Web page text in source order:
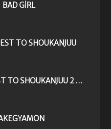
BAD GIRL
TO SHOUKANJUU
BAKA TO TEST TO SHOUKANJUU 2 NI!